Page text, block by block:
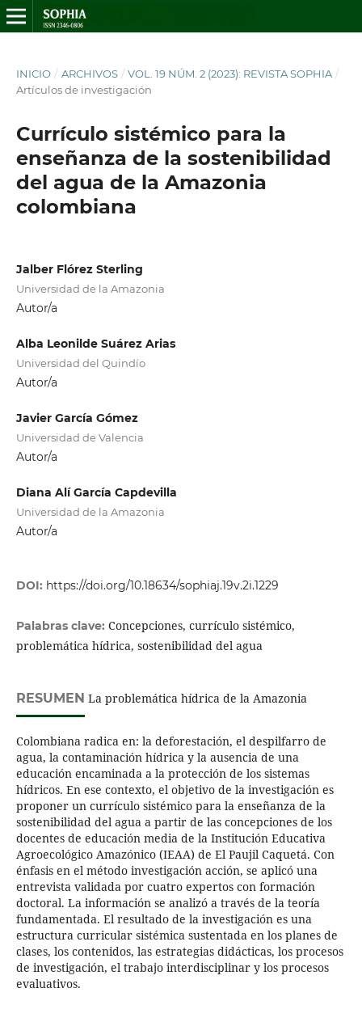
INICIO / ARCHIVOS / VOL. 19 NÚM. 2 (2023): REVISTA SOPHIA /
Artículos de investigación
Currículo sistémico para la
enseñanza de la sostenibilidad
del agua de la Amazonia
colombiana
Jalber Flórez Sterling
Universidad de la Amazonia
Autor/a
Alba Leonilde Suárez Arias
Universidad del Quindío
Autor/a
Javier García Gómez
Universidad de Valencia
Autor/a
Diana Alí García Capdevilla
Universidad de la Amazonia
Autor/a
DOI: https://doi.org/10.18634/sophiaj.19v.2i.1229
Palabras clave: Concepciones, currículo sistémico,
problemática hídrica, sostenibilidad del agua
RESUMEN La problemática hídrica de la Amazonia
Colombiana radica en: la deforestación, el despilfarro de
agua, la contaminación hídrica y la ausencia de una
educación encaminada a la protección de los sistemas
hídricos. En ese contexto, el objetivo de la investigación es
proponer un currículo sistémico para la enseñanza de la
sostenibilidad del agua a partir de las concepciones de los
docentes de educación media de la Institución Educativa
Agroecológico Amazónico (IEAA) de El Paujil Caquetá. Con
énfasis en el método investigación acción, se aplicó una
entrevista validada por cuatro expertos con formación
doctoral. La información se analizó a través de la teoría
fundamentada. El resultado de la investigación es una
estructura curricular sistémica sustentada en los planes de
clases, los contenidos, las estrategias didácticas, los procesos
de investigación, el trabajo interdisciplinar y los procesos
evaluativos.